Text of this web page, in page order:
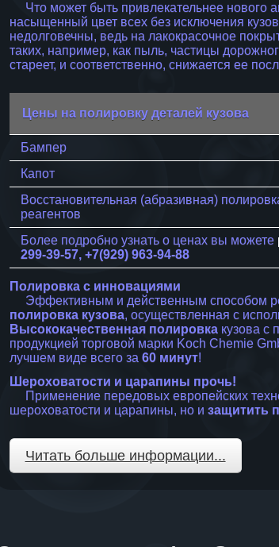
Что может быть привлекательнее нового
насыщенный цвет всех без исключения
недолговечны, ведь на лакокрасочное
таких, например, как пыль, частицы
стареет, и соответственно, снижается ее
Цены на полировку деталей кузова
Бампер
Капот
Восстановительная (абразивная)
реагентов
Более подробно узнать о ценах вы можете
299-39-57, +7(929) 963-94-88
Полировка с инновациями
Эффективным и действенным способом
полировка кузова, осуществленная с
Высококачественная полировкакузова с
продукцией торговой марки Koch Chemie
лучшем виде всего за 60 минут!
Шероховатости и царапины прочь!
Применение передовых европейских
шероховатости и царапины, но и защитить
Читать больше информации...